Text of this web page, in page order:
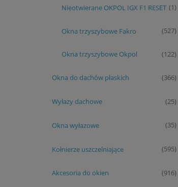
Nieotwierane OKPOL IGX F1 RESET (1)
Okna trzyszybowe Fakro (527)
Okna trzyszybowe Okpol (122)
Okna do dachów płaskich (366)
Wyłazy dachowe (25)
Okna wyłazowe (35)
Kołnierze uszczelniające (595)
Akcesoria do okien (916)